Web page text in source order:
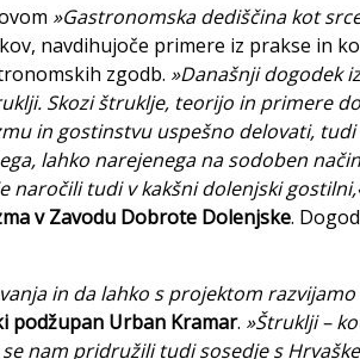
»Gastronomska dediščina kot
navdihujoče primere iz prakse in
zgodb. »Današnji dogodek
Skozi štruklje, teorijo in primere
in gostinstvu uspešno delovati, tudi
lahko narejenega na sodoben
naročili tudi v kakšni dolenjski
v Zavodu Dobrote Dolenjske.
in da lahko s projektom
podžupan Urban Kramar. »Štruklji –
nam pridružili tudi sosedje s